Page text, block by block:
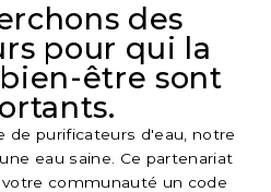
des
pour qui la
être sont
de purificateurs d'eau, notre
eau saine. Ce partenariat
communauté un code